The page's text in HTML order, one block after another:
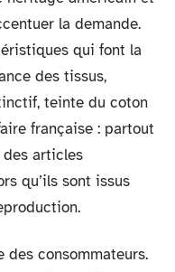
la demande.
qui font la
des tissus,
teinte du coton
française : partout
des articles
qu’ils sont issus
consommateurs.